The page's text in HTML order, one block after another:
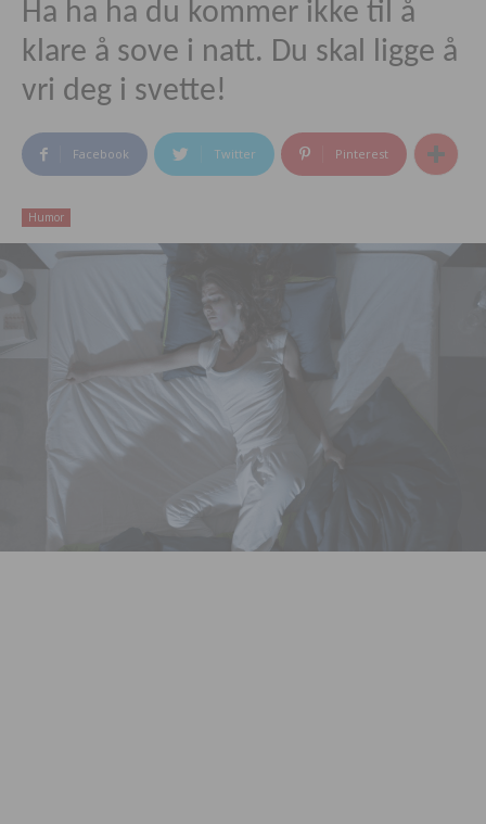
Ha ha ha du kommer ikke til å
klare å sove i natt. Du skal ligge å
vri deg i svette!
Facebook Twitter Pinterest
Humor